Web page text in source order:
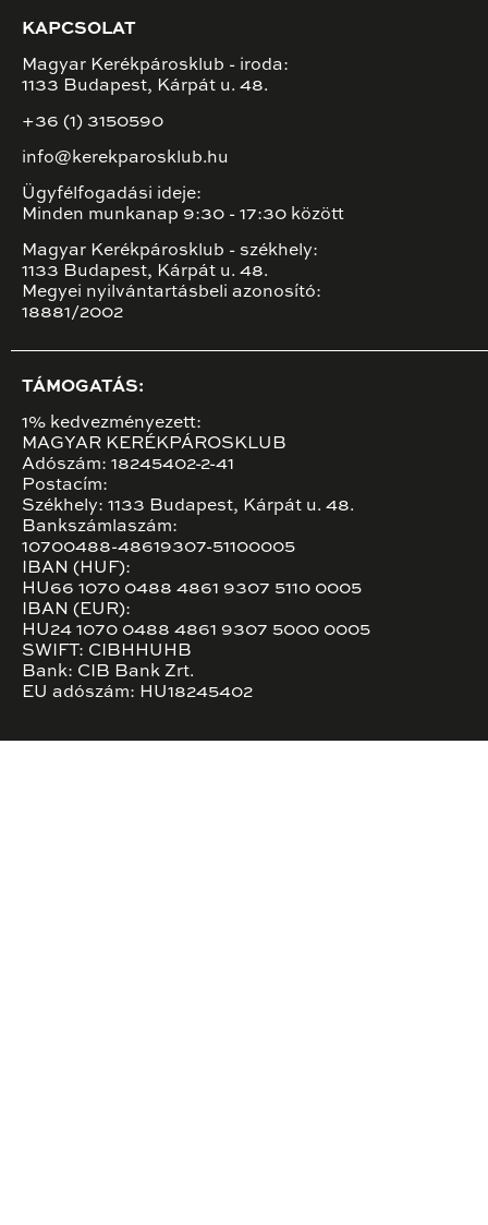
KAPCSOLAT
Magyar Kerékpárosklub - iroda:
1133 Budapest, Kárpát u. 48.
+36 (1) 3150590
info@kerekparosklub.hu
Ügyfélfogadási ideje:
Minden munkanap 9:30 - 17:30 között
Magyar Kerékpárosklub - székhely:
1133 Budapest, Kárpát u. 48.
Megyei nyilvántartásbeli azonosító:
18881/2002
TÁMOGATÁS:
1% kedvezményezett:
MAGYAR KERÉKPÁROSKLUB
Adószám: 18245402-2-41
Postacím:
Székhely: 1133 Budapest, Kárpát u. 48.
Bankszámlaszám:
10700488-48619307-51100005
IBAN (HUF):
HU66 1070 0488 4861 9307 5110 0005
IBAN (EUR):
HU24 1070 0488 4861 9307 5000 0005
SWIFT: CIBHHUHB
Bank: CIB Bank Zrt.
EU adószám: HU18245402